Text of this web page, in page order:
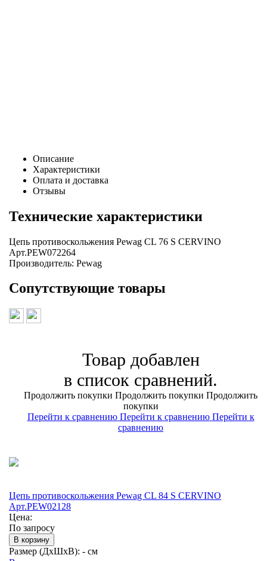
Описание
Характеристики
Оплата и доставка
Отзывы
Технические характеристики
Цепь противоскольжения Pewag CL 76 S CERVINO
Арт.PEW072264
Производитель: Pewag
Сопутствующие товары
Товар добавлен
в список сравнений.
Продолжить покупки Продолжить покупки Продолжить
покупки
Перейти к сравнению Перейти к сравнению Перейти к
сравнению
Цепь противоскольжения Pewag CL 84 S CERVINO
Арт.PEW02128
Цена:
По запросу
В корзину
Размер (ДхШхВ): - см